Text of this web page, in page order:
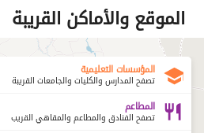
الموقع والأماكن القريبة
المؤسسات التعليمية
تصفح المدارس والكليات والجامعات القريبة
المطاعم
تصفح الفنادق والمطاعم والمقاهي القريب